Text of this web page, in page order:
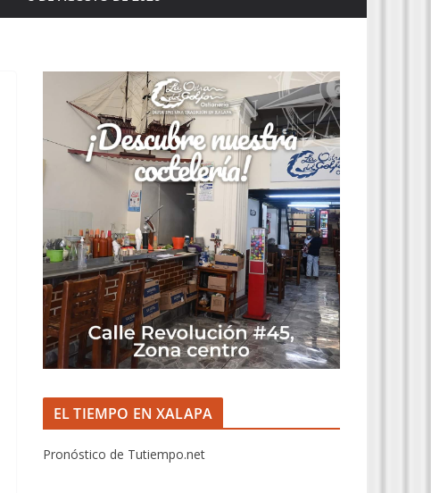
EL TIEMPO EN XALAPA
Pronóstico de Tutiempo.net